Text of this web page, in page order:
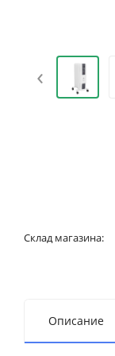
‹
Склад магазина:
Описание